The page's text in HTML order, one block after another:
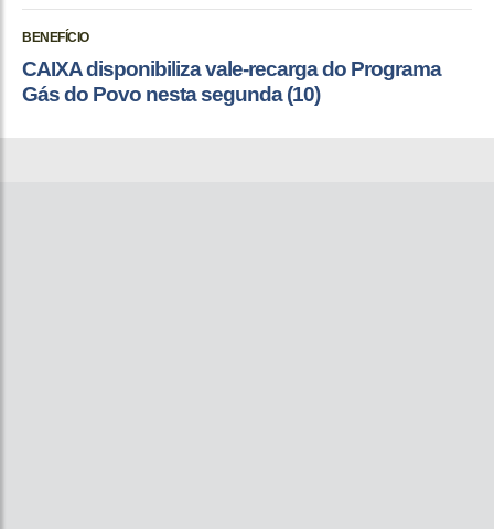
BENEFÍCIO
CAIXA disponibiliza vale-recarga do Programa
Gás do Povo nesta segunda (10)